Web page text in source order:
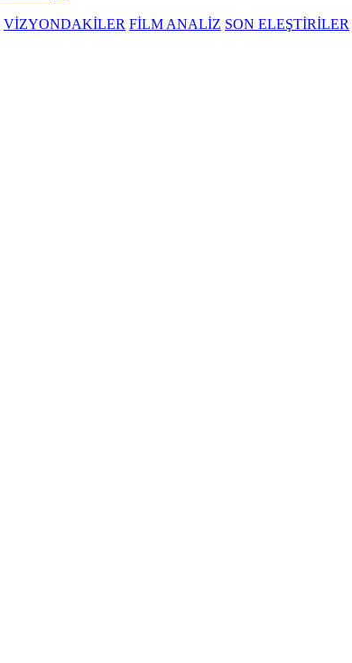
VİZYONDAKİLER FİLM ANALİZ SON ELEŞTİRİLER